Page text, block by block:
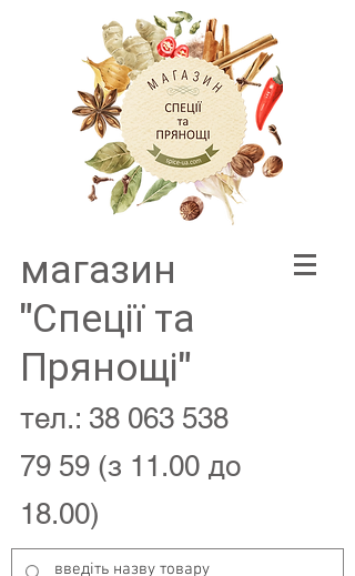
магазин
"Спеції та
Прянощі"
тел.: 38 063 538
79 59 (з 11.00 до
18.00)